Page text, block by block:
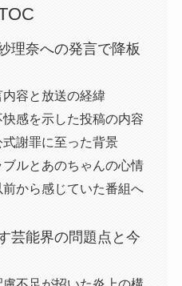
理奈への発言で降板
容と放送の経緯
感を示した投稿の内容
謝罪に至った背景
ルとあのちゃんの心情
から感じていた番組へ
芸能界の問題点と今